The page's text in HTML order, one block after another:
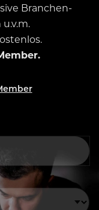
Branchen-